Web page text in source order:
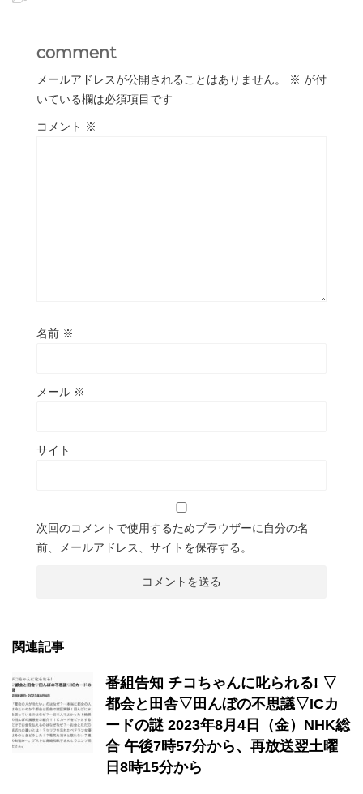
comment
メールアドレスが公開されることはありません。 ※ が付
いている欄は必須項目です
コメント ※
名前 ※
メール ※
サイト
次回のコメントで使用するためブラウザーに自分の名
前、メールアドレス、サイトを保存する。
関連記事
番組告知 チコちゃんに叱られる! ▽
都会と田舎▽田んぼの不思議▽ICカ
ードの謎 2023年8月4日（金）NHK総
合 午後7時57分から、再放送翌土曜
日8時15分から